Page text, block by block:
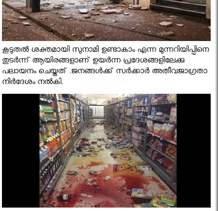
കൂടുതല്‍ ശക്തമായി സുനാമി ഉണ്ടാകാം എന്ന മുന്നറിയിപ്പിനെ
തുടര്‍ന്ന് ആയിരങ്ങളാണ് ഉയര്‍ന്ന പ്രദേശങ്ങളിലേക്കു
പലായനം ചെയ്തത് .ജനങ്ങള്‍ക്ക് സര്‍ക്കാര്‍ അതീവജാഗ്രതാ
നിര്‍ദേശം നല്‍കി.